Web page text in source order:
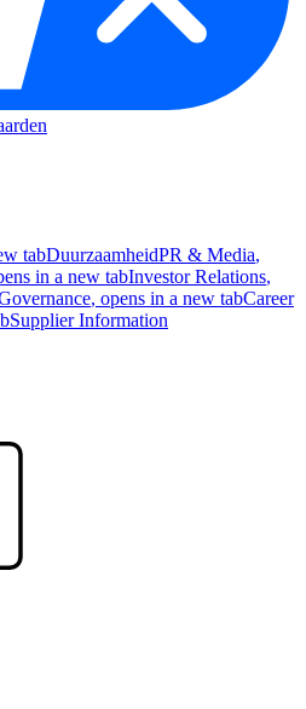
tabDuurzaamheidPR & Media,
in a new tabInvestor Relations,
, opens in a new tabCareer
Supplier Information